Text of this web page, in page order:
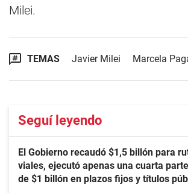
Milei.
TEMAS Javier Milei Marcela
Seguí leyendo
El Gobierno recaudó $1,5 billón para
viales, ejecutó apenas una cuarta
de $1 billón en plazos fijos y títulos